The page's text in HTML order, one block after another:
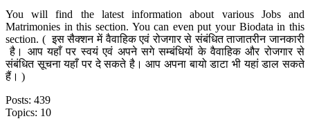
You will find the latest information about various Jobs and
Matrimonies in this section. You can even put your Biodata in this
section. ( इस सैक्शन में वैवाहिक एवं रोजगार से संबंधित ताजातरीन जानकारी
है। आप यहाँ पर स्वयं एवं अपने सगे सम्बंधियों के वैवाहिक और रोजगार से
संबंधित सूचना यहाँ पर दे सकते है। आप अपना बायो डाटा भी यहां डाल सकते
हैं। )
Posts: 439
Topics: 10